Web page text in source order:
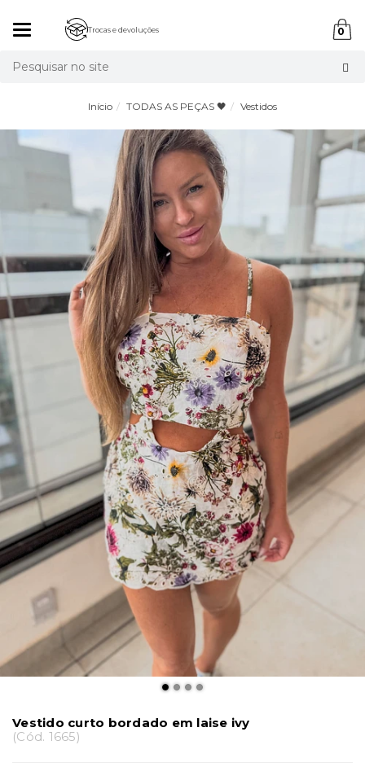
Mudar
Trocas e devoluções 0
Início TODAS AS PEÇAS 🖤 Vestidos
Vestido curto bordado em laise ivy
(Cód. 1665)